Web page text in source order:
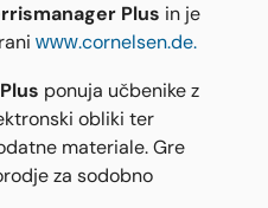
Plus in je
www.cornelsen.de.
ponuja učbenike z
obliki ter
materiale. Gre
za sodobno